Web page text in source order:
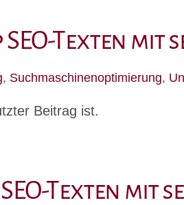
Texten mit
, Suchmaschinenoptimierung,
Beitrag ist.
Texten mit